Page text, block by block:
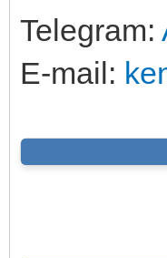
Telegram:
E-mail: